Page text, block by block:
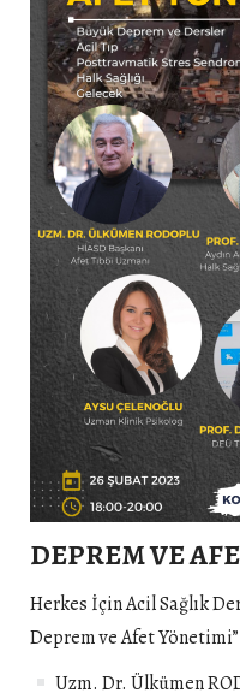
DEPREM VE
Herkes İçin Acil Sağlık
Deprem ve Afet
Uzm. Dr. Ülkümen